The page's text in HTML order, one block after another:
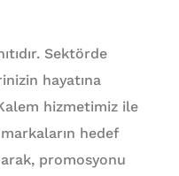
Sektörde
hayatına
hizmetimiz ile
hedef
promosyonu